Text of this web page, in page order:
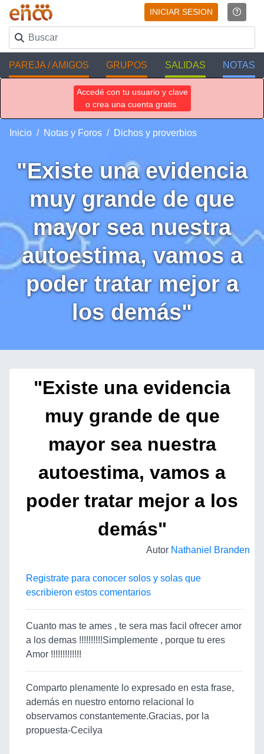
INICIAR SESION
PAREJA / AMIGOS GRUPOS SALIDAS NOTAS
Accedé con tu usuario y clave
o crea una cuenta gratis.
Inicio Notas y Foros Dichos y proverbios
"Existe una evidencia
muy grande de que
mayor sea nuestra
autoestima, vamos a
poder tratar mejor a
los demás"
"Existe una evidencia
muy grande de que
mayor sea nuestra
autoestima, vamos a
poder tratar mejor a los
demás"
Autor Nathaniel Branden
Registrate para conocer solos y solas que
escribieron estos comentarios
Cuanto mas te ames , te sera mas facil ofrecer amor
a los demas !!!!!!!!!!Simplemente , porque tu eres
Amor !!!!!!!!!!!!!
Comparto plenamente lo expresado en esta frase,
además en nuestro entorno relacional lo
observamos constantemente.Gracias, por la
propuesta-Cecilya